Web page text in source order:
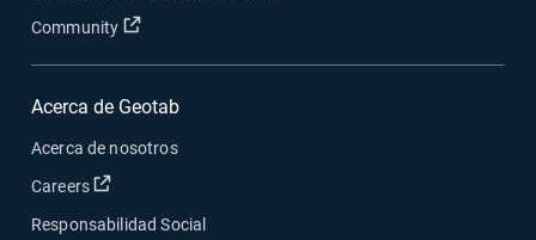
Community
Abrir en una nueva ventana
Acerca de Geotab
Acerca de nosotros
Careers
Abrir en una nueva ventana
Responsabilidad Social